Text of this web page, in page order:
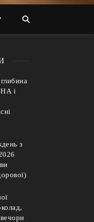
і
з